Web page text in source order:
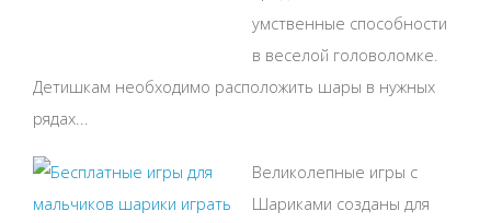
умственные способности
в веселой головоломке.
Детишкам необходимо расположить шары в нужных
рядах...
Великолепные игры с
Шариками созданы для